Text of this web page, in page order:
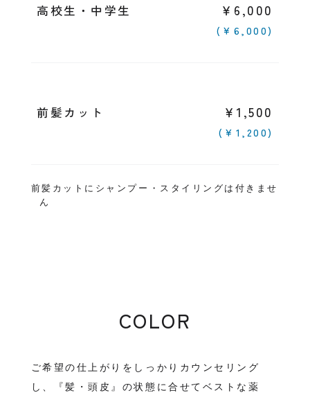
高校生・中学生 ￥6,000
(￥6,000)
前髪カット ￥1,500
(￥1,200)
前髪カットにシャンプー・スタイリングは付きませ
ん
COLOR
ご希望の仕上がりをしっかりカウンセリング
し、『髪・頭皮』の状態に合せてベストな薬